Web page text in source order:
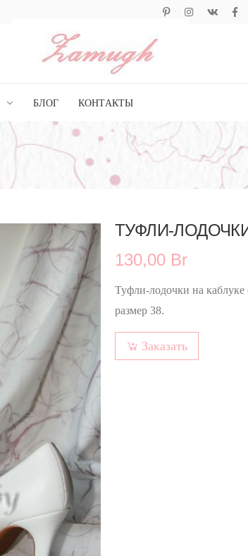
БЛОГ КОНТАКТЫ
ТУФЛИ-ЛОДОЧКИ
130,00 Br
Туфли-лодочки на каблуке
размер 38.
Заказать